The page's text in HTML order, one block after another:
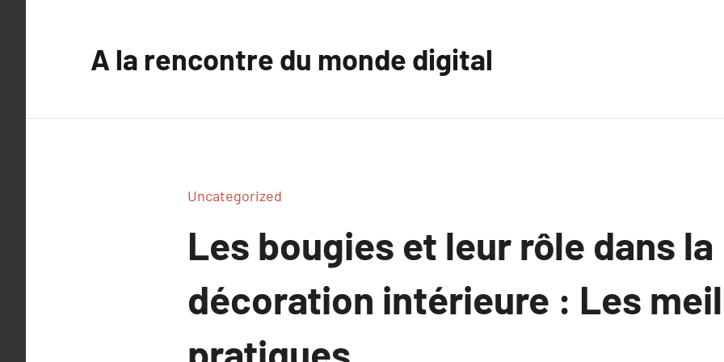
A la rencontre du monde digital
Uncategorized
Les bougies et leur rôle dans la
décoration intérieure : Les